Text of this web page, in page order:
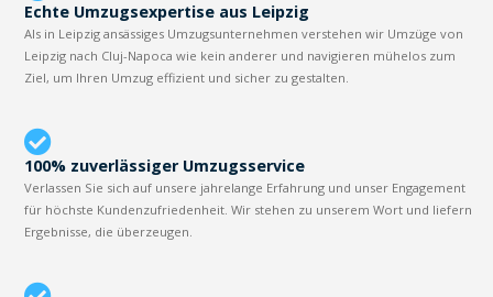
Echte Umzugsexpertise aus Leipzig
Als in Leipzig ansässiges Umzugsunternehmen verstehen wir Umzüge von
Leipzig nach Cluj-Napoca wie kein anderer und navigieren mühelos zum
Ziel, um Ihren Umzug effizient und sicher zu gestalten.
100% zuverlässiger Umzugsservice
Verlassen Sie sich auf unsere jahrelange Erfahrung und unser Engagement
für höchste Kundenzufriedenheit. Wir stehen zu unserem Wort und liefern
Ergebnisse, die überzeugen.